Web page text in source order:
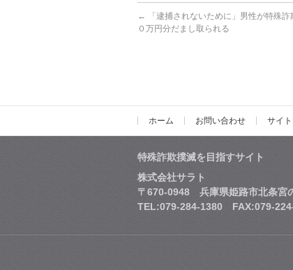
←
「逮捕されないために」男性が特殊
０万円分だまし取られる
ホーム お問い合わせ サイ
特殊詐欺撲滅を目指すサイト
株式会社サラト
〒670-0948 兵庫県姫路市北条宮
TEL:079-284-1380 FAX:079-